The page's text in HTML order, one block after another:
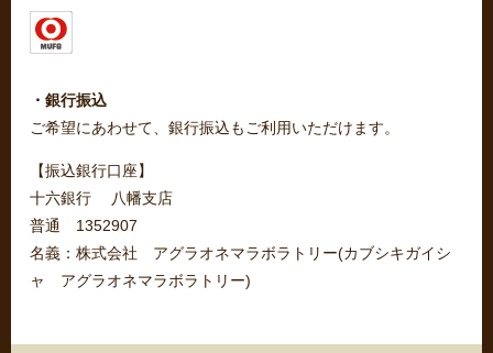
・銀行振込
ご希望にあわせて、銀行振込もご利用いただけます。
【振込銀行口座】
十六銀行 八幡支店
普通 1352907
名義：株式会社 アグラオネマラボラトリー(カブシキガイシ
ャ アグラオネマラボラトリー)